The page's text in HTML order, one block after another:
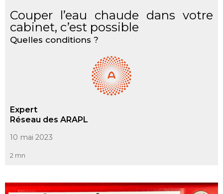
Couper l’eau chaude dans votre
cabinet, c’est possible
Quelles conditions ?
Expert
Réseau des ARAPL
10 mai 2023
2 mn